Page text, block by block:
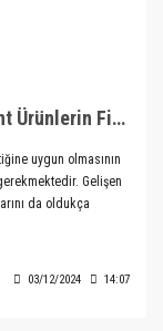
Lüks Lavabo Bataryaları: Üst Segment Ürünlerin Fiyatları
uygun olmasının
Gelişen
da oldukça
03/12/2024 14:07